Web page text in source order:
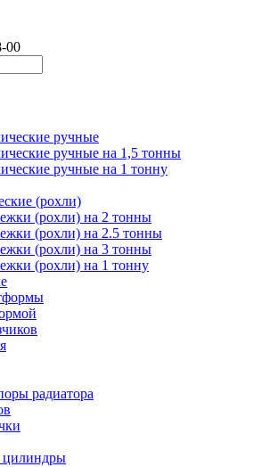
00
ручные
ручные на 1,5 тонны
ручные на 1 тонну
(рохли)
(рохли) на 2 тонны
(рохли) на 2.5 тонны
(рохли) на 3 тонны
(рохли) на 1 тонну
радиатора
цилиндры